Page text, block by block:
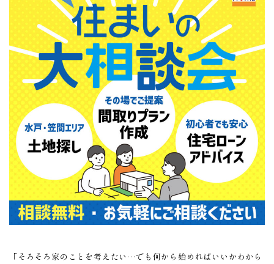
「そろそろ家のことを考えたい…でも何から始めればいいかわから